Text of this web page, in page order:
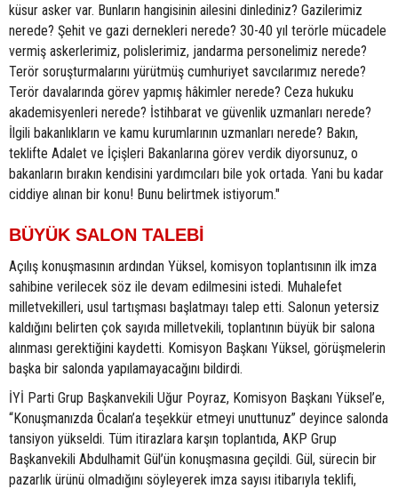
küsur asker var. Bunların hangisinin ailesini dinlediniz? Gazilerimiz
nerede? Şehit ve gazi dernekleri nerede? 30-40 yıl terörle mücadele
vermiş askerlerimiz, polislerimiz, jandarma personelimiz nerede?
Terör soruşturmalarını yürütmüş cumhuriyet savcılarımız nerede?
Terör davalarında görev yapmış hâkimler nerede? Ceza hukuku
akademisyenleri nerede? İstihbarat ve güvenlik uzmanları nerede?
İlgili bakanlıkların ve kamu kurumlarının uzmanları nerede? Bakın,
teklifte Adalet ve İçişleri Bakanlarına görev verdik diyorsunuz, o
bakanların bırakın kendisini yardımcıları bile yok ortada. Yani bu kadar
ciddiye alınan bir konu! Bunu belirtmek istiyorum."
BÜYÜK SALON TALEBİ
Açılış konuşmasının ardından Yüksel, komisyon toplantısının ilk imza
sahibine verilecek söz ile devam edilmesini istedi. Muhalefet
milletvekilleri, usul tartışması başlatmayı talep etti. Salonun yetersiz
kaldığını belirten çok sayıda milletvekili, toplantının büyük bir salona
alınması gerektiğini kaydetti. Komisyon Başkanı Yüksel, görüşmelerin
başka bir salonda yapılamayacağını bildirdi.
İYİ Parti Grup Başkanvekili Uğur Poyraz, Komisyon Başkanı Yüksel’e,
“Konuşmanızda Öcalan’a teşekkür etmeyi unuttunuz” deyince salonda
tansiyon yükseldi. Tüm itirazlara karşın toplantıda, AKP Grup
Başkanvekili Abdulhamit Gül’ün konuşmasına geçildi. Gül, sürecin bir
pazarlık ürünü olmadığını söyleyerek imza sayısı itibarıyla teklifi,